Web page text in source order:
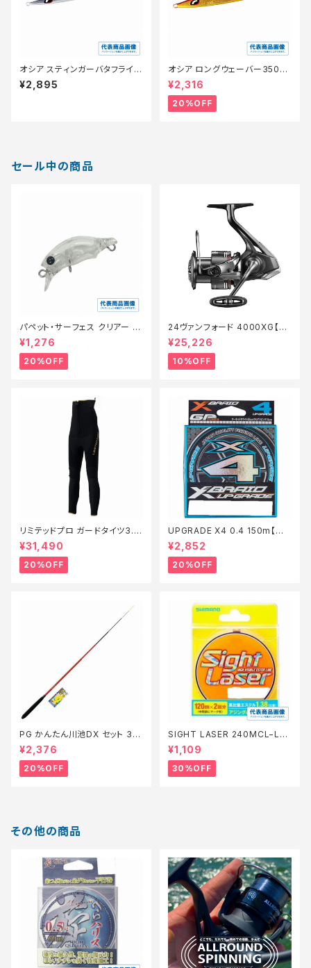
オシア スティンガーバタフライ
イージーペブル 350g JV-C35
S シルハ゛ーミラー 012
¥2,895
オシア ロングウェーバー350g
【特価ルアー】【20】
¥2,316
20%OFF
セール中の商品
パペット・サーフェス クリアー 0
1【特価ルアー】【20】
¥1,276
20%OFF
24ヴァンフォード 4000XG【継
続セール_リール】【10】
¥25,226
10%OFF
リミテッドプロ ガードタイツ3.0
FI−540X 黒 LB【特価装備】【2
0】
¥31,490
20%OFF
UPGRADE X4 0.4 150m【特
価仕掛】【20】
¥2,852
20%OFF
PG かんたん川池DX セット 36
0【特価セット】【20】
¥2,376
20%OFF
SIGHT LASER 240MCL−L75
Q 橙 0.2【特価仕掛】【30】
¥1,109
30%OFF
その他の商品